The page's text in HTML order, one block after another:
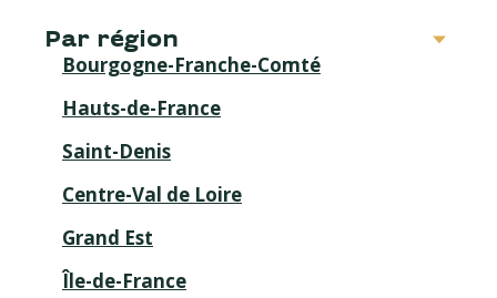
Espace Le Mans
Fermé actuellement.
09:00
Mans
01 57 08 22 01
Informations
Par région
Bourgogne-Franche-Comté
Hauts-de-France
Saint-Denis
Centre-Val de Loire
Grand Est
Île-de-France